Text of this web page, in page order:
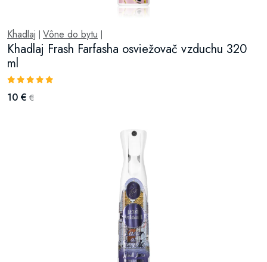
Khadlaj Vône do bytu
Khadlaj Frash Farfasha osviežovač vzduchu 320
ml
10 € €